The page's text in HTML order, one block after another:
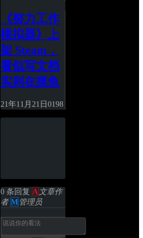
《努力工作
模拟器》上
架 Steam，
看似写文档
实则在摸鱼
21年11月21日 0198
0 条回复 A 文章作
者 M 管理员